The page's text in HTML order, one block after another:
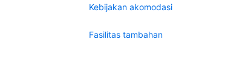
Kebijakan akomodasi
Fasilitas tambahan